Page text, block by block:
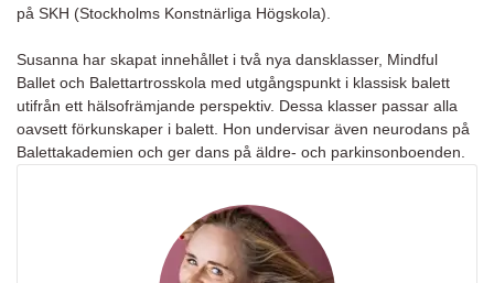
på SKH (Stockholms Konstnärliga Högskola).
Susanna har skapat innehållet i två nya dansklasser, Mindful
Ballet och Balettartrosskola med utgångspunkt i klassisk balett
utifrån ett hälsofrämjande perspektiv. Dessa klasser passar alla
oavsett förkunskaper i balett. Hon undervisar även neurodans på
Balettakademien och ger dans på äldre- och parkinsonboenden.